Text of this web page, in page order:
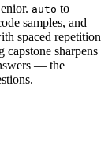
auto to
samples, and
spaced repetition
capstone sharpens
— the